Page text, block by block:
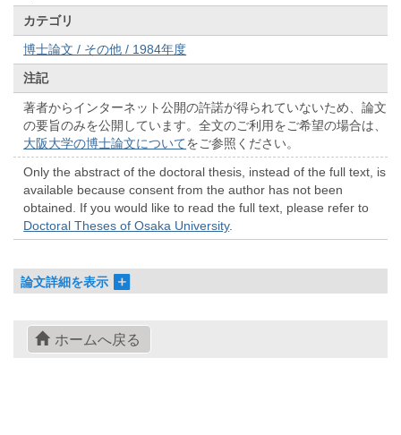
カテゴリ
博士論文 / その他 / 1984年度
注記
著者からインターネット公開の許諾が得られていないため、論文
の要旨のみを公開しています。全文のご利用をご希望の場合は、
大阪大学の博士論文についてをご参照ください。
Only the abstract of the doctoral thesis, instead of the full text, is
available because consent from the author has not been
obtained. If you would like to read the full text, please refer to
Doctoral Theses of Osaka University.
論文詳細を表示
ホームへ戻る